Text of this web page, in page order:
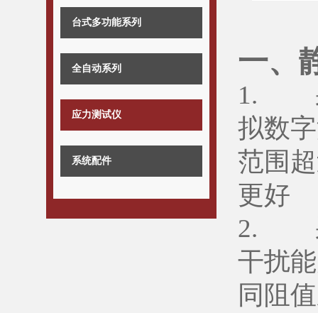
台式多功能系列
全自动系列
应力测试仪
系统配件
一、
1. 采
拟数
范围
更好
2. 采
干扰
同阻